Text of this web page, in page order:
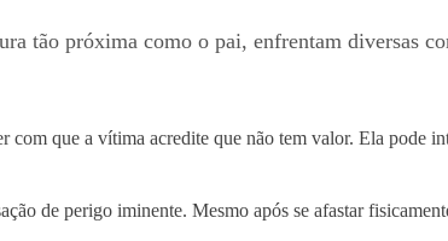
tão próxima como o pai, enfrentam diversas
com que a vítima acredite que não tem valor. Ela pode
de perigo iminente. Mesmo após se afastar